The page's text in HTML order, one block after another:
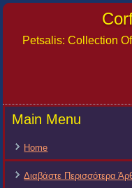
Petsalis: Collection
Main Menu
Home
Διαβάστε Περισσότερα